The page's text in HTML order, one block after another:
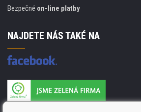
Bezpečné on-line platby
NAJDETE NÁS TAKÉ NA